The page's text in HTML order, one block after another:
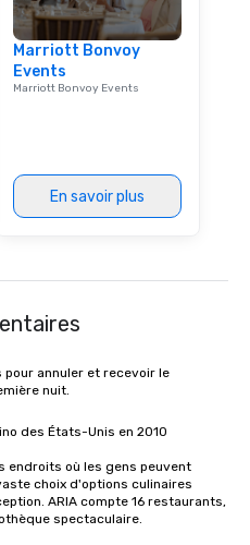
Marriott Bonvoy
Events
Marriott Bonvoy Events
En savoir plus
pour annuler et recevoir le
nuit.
des États-Unis en 2010
endroits où les gens peuvent
choix d'options culinaires
ARIA compte 16 restaurants,
spectaculaire.